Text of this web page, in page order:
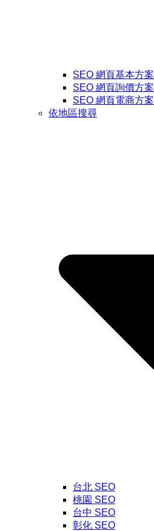
SEO 網頁基本方案
SEO 網頁詢價方案
SEO 網頁電商方案
依地區搜尋
台北 SEO
桃園 SEO
台中 SEO
彰化 SEO